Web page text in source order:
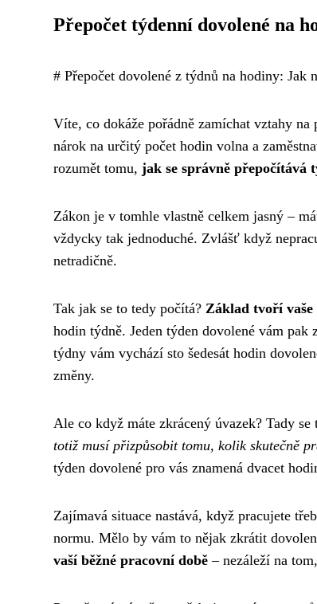
Přepočet týdenní dovolené na
# Přepočet dovolené z týdnů na hodiny: Jak
Víte, co dokáže pořádně zamíchat vztahy
nárok na určitý počet hodin volna a
rozumět tomu, jak se správně přepočítává
Zákon je v tomhle vlastně celkem jasný –
vždycky tak jednoduché. Zvlášť když
netradičně.
Tak jak se to tedy počítá? Základ tvoří
hodin týdně. Jeden týden dovolené vám
týdny vám vychází sto šedesát hodin
změny.
Ale co když máte zkrácený úvazek? Tady
totiž musí přizpůsobit tomu, kolik skutečně
týden dovolené pro vás znamená dvacet
Zajímavá situace nastává, když pracujete
normu. Mělo by vám to nějak zkrátit
vaší běžné pracovní době – nezáleží na